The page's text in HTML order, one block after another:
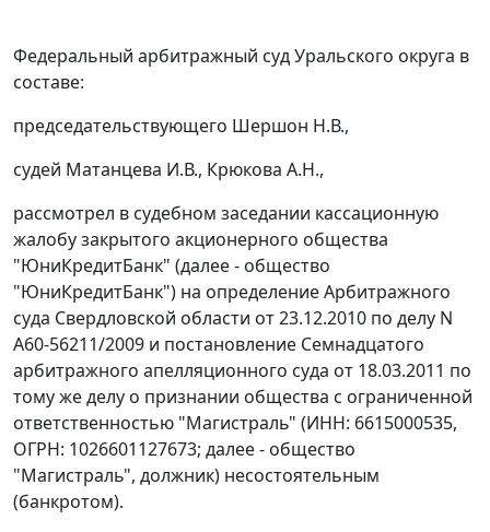
Федеральный арбитражный суд Уральского округа в
составе:
председательствующего Шершон Н.В.,
судей Матанцева И.В., Крюкова А.Н.,
рассмотрел в судебном заседании кассационную
жалобу закрытого акционерного общества
"ЮниКредитБанк" (далее - общество
"ЮниКредитБанк") на определение Арбитражного
суда Свердловской области от 23.12.2010 по делу N
А60-56211/2009 и постановление Семнадцатого
арбитражного апелляционного суда от 18.03.2011 по
тому же делу о признании общества с ограниченной
ответственностью "Магистраль" (ИНН: 6615000535,
ОГРН: 1026601127673; далее - общество
"Магистраль", должник) несостоятельным
(банкротом).